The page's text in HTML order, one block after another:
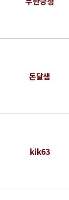
돈달샘
kik63